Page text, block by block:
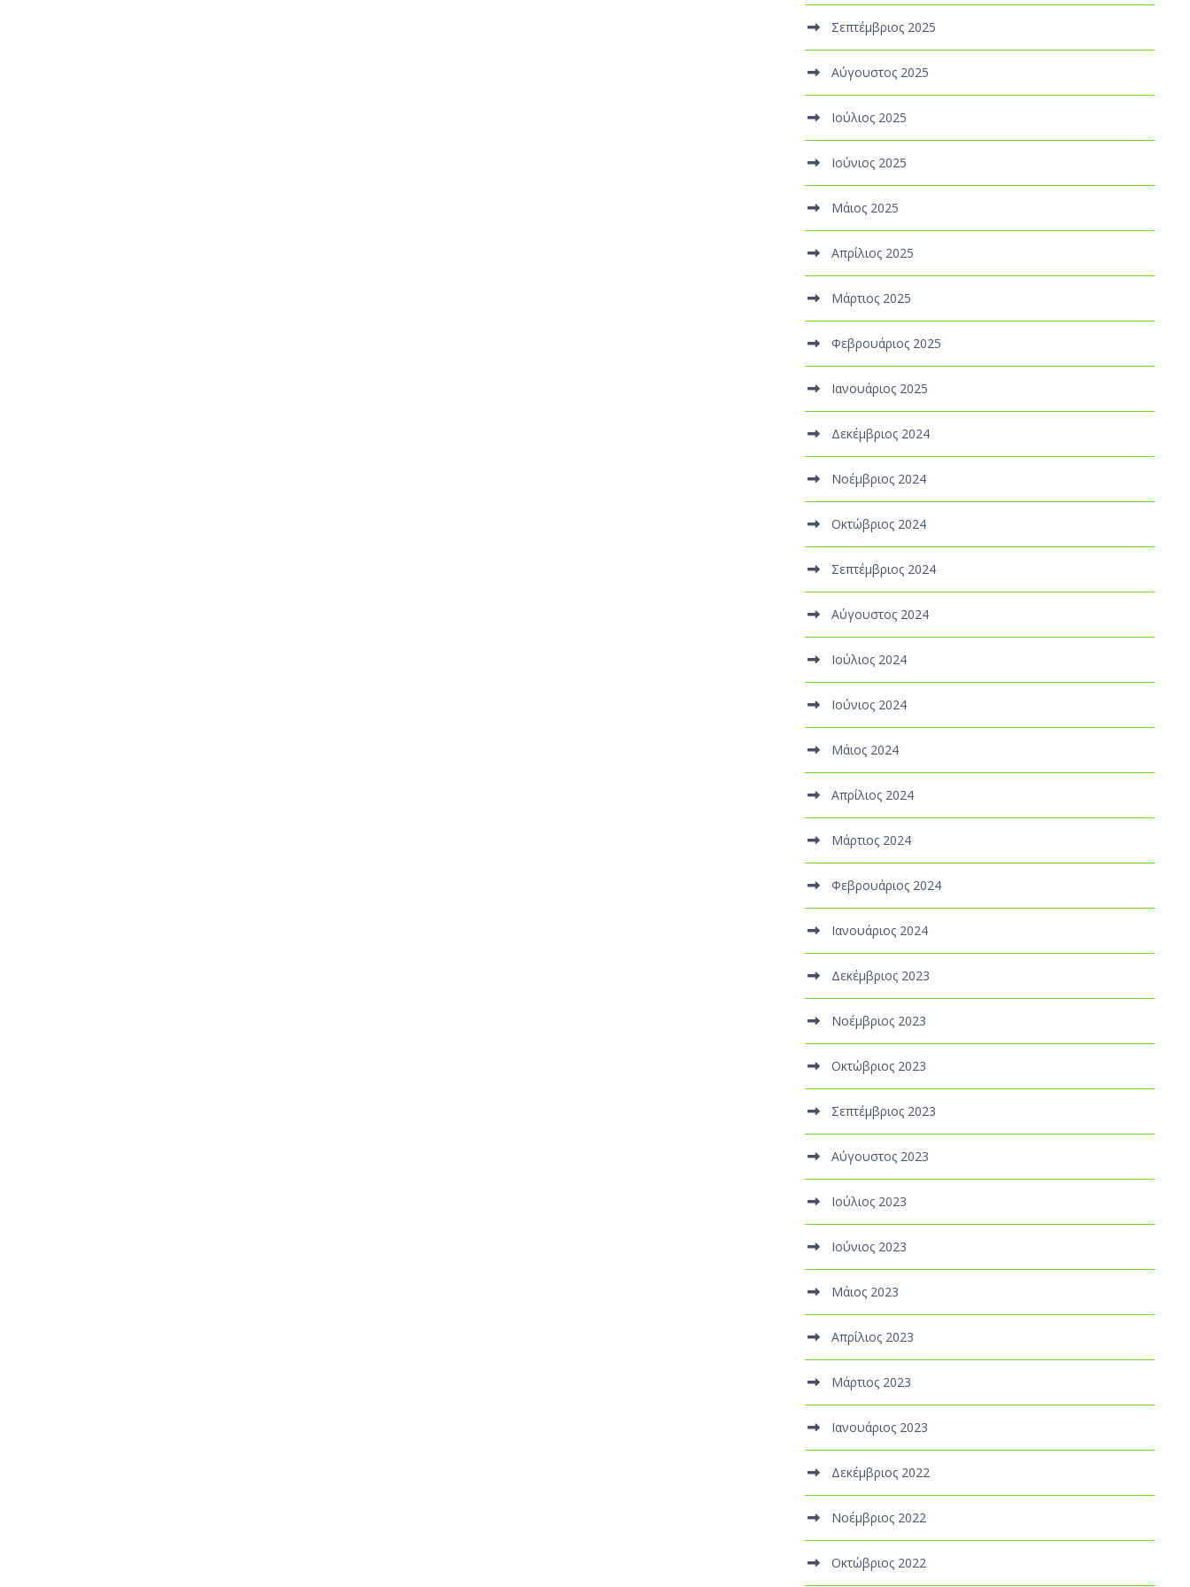
Σεπτέμβριος 2025
Αύγουστος 2025
Ιούλιος 2025
Ιούνιος 2025
Μάιος 2025
Απρίλιος 2025
Μάρτιος 2025
Φεβρουάριος 2025
Ιανουάριος 2025
Δεκέμβριος 2024
Νοέμβριος 2024
Οκτώβριος 2024
Σεπτέμβριος 2024
Αύγουστος 2024
Ιούλιος 2024
Ιούνιος 2024
Μάιος 2024
Απρίλιος 2024
Μάρτιος 2024
Φεβρουάριος 2024
Ιανουάριος 2024
Δεκέμβριος 2023
Νοέμβριος 2023
Οκτώβριος 2023
Σεπτέμβριος 2023
Αύγουστος 2023
Ιούλιος 2023
Ιούνιος 2023
Μάιος 2023
Απρίλιος 2023
Μάρτιος 2023
Ιανουάριος 2023
Δεκέμβριος 2022
Νοέμβριος 2022
Οκτώβριος 2022